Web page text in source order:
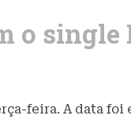
o single
feira. A data